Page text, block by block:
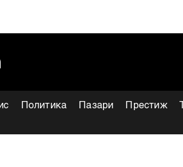
Политика Пазари Престиж